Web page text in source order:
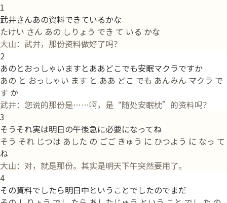
1
武井さんあの資料できているかな
たけい さん あの しりょう でき て いる かな
大山：武井，那份资料做好了吗？
2
あのとおっしゃいますとああどこでも安眠マクラですか
あの と おっしゃい ます と ああ どこ でも あんみん マクラ で
す か
武井：您说的那份是……啊，是“随处安眠枕”的资料吗？
3
そうそれ実は明日の午後急に必要になってね
そう それ じつは あした の ごご きゅう に ひつよう に なっ て
ね
大山：对，就是那份。其实是明天下午突然要用了。
4
その資料でしたら明日中ということでしたのでまだ